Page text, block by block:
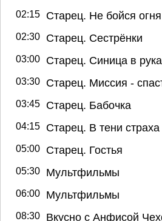
02:15 Старец. Не бойся огня
02:30 Старец. Сестрёнки
03:00 Старец. Синица в
03:30 Старец. Миссия -
03:45 Старец. Бабочка
04:15 Старец. В тени страха
05:00 Старец. Гостья
05:30 Мультфильмы
06:00 Мультфильмы
08:30
Вкусно с Анфисой